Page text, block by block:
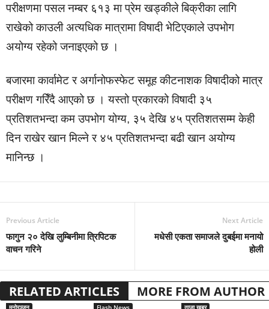
परीक्षणमा पसल नम्बर ६१३ मा प्रेम खड्कीले बिक्रीका लागि
राखेको काउली अत्यधिक मात्रामा विषादी भेटिएकाले उपभोग
अयोग्य रहेको जनाइएको छ ।
बजारमा कार्वामेट र अर्गानोफस्फेट समूह कीटनाशक विषादीको मात्र
परीक्षण गरिँदै आएको छ । यस्तो प्रकारको विषादी ३५
प्रतिशतभन्दा कम उपभोग योग्य, ३५ देखि ४५ प्रतिशतसम्म केही
दिन राखेर खान मिल्ने र ४५ प्रतिशतभन्दा बढी खान अयोग्य
मानिन्छ ।
Previous Article
फागुन २० देखि लुम्बिनीमा त्रिपिटक
वाचन गरिने
Next Article
मधेसी एकता समाजले दुबईमा मनायो
होली
RELATED ARTICLES MORE FROM AUTHOR
मनोरञ्जन Flash News ताजा खबर